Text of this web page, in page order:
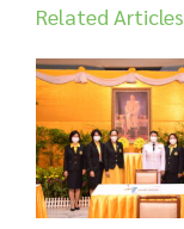
Related Articles